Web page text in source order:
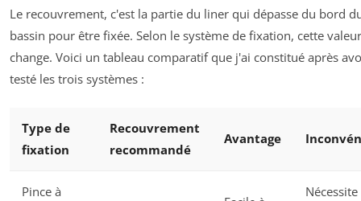
Le recouvrement, c'est la partie du liner qui dépasse du bord
bassin pour être fixée. Selon le système de fixation, cette valeur
change. Voici un tableau comparatif que j'ai constitué après
testé les trois systèmes :
Type de
fixation
Recouvrement
recommandé
Avantage
Pince à